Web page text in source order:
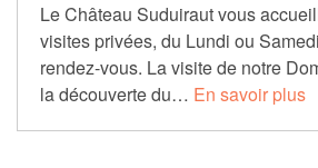
Le Château Suduiraut vous
visites privées, du Lundi ou
rendez-vous. La visite de notre
la découverte du… En savoir plus